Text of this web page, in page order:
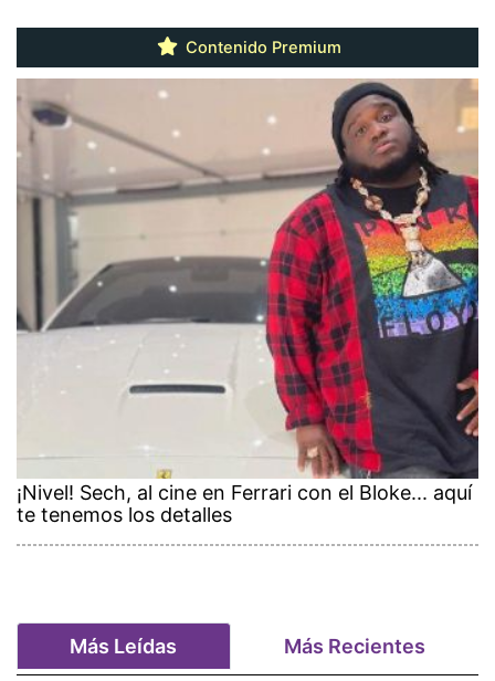
Contenido Premium
¡Nivel! Sech, al cine en Ferrari con el Bloke... aquí
te tenemos los detalles
Más Leídas Más Recientes